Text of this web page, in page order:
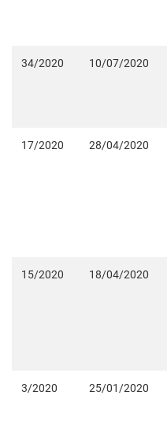
34/2020 10/07/2020
17/2020 28/04/2020
15/2020 18/04/2020
3/2020 25/01/2020